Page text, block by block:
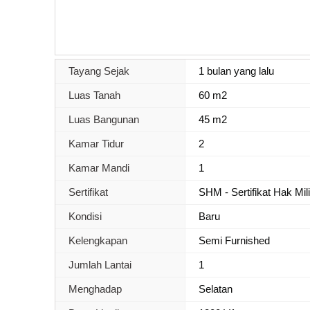
Tayang Sejak 1 bulan yang lalu
Luas Tanah 60 m2
Luas Bangunan 45 m2
Kamar Tidur 2
Kamar Mandi 1
Sertifikat SHM - Sertifikat Hak
Kondisi Baru
Kelengkapan Semi Furnished
Jumlah Lantai 1
Menghadap Selatan